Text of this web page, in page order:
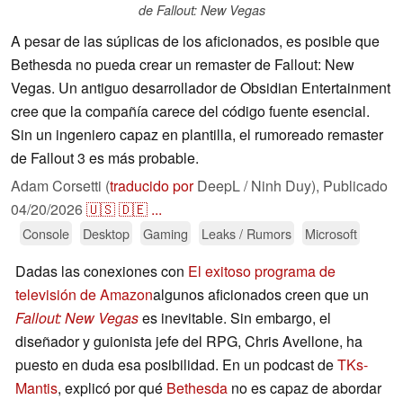
de Fallout: New Vegas
A pesar de las súplicas de los aficionados, es posible que
Bethesda no pueda crear un remaster de Fallout: New
Vegas. Un antiguo desarrollador de Obsidian Entertainment
cree que la compañía carece del código fuente esencial.
Sin un ingeniero capaz en plantilla, el rumoreado remaster
de Fallout 3 es más probable.
Adam Corsetti (traducido porDeepL / Ninh Duy), Publicado
04/20/2026🇺🇸🇩🇪 ...
Console Desktop Gaming Leaks / Rumors Microsoft
Dadas las conexiones con El exitoso programa de
televisión de Amazonalgunos aficionados creen que un
Fallout: New Vegases inevitable. Sin embargo, el
diseñador y guionista jefe del RPG, Chris Avellone, ha
puesto en duda esa posibilidad. En un podcast deTKs-
Mantis, explicó por qué Bethesda no es capaz de abordar